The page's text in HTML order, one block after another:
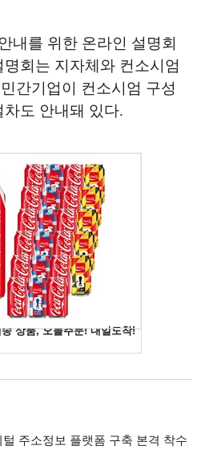
내를 위한 온라인 설명회
회는 지자체와 컨소시엄
간기업이 컨소시엄 구성
도 안내돼 있다.
주소정보 플랫폼 구축 본격 착수